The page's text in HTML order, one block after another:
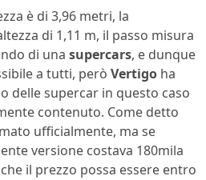
è di 3,96 metri, la
di 1,11 m, il passo misura
di una supercars, e dunque
a tutti, però Vertigo ha
delle supercar in questo caso
contenuto. Come detto
ufficialmente, ma se
versione costava 180mila
il prezzo possa essere entro